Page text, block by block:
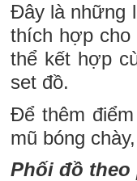
Đây là những
thích hợp cho
thể kết hợp
set đồ.
Để thêm
mũ bóng
Phối đồ